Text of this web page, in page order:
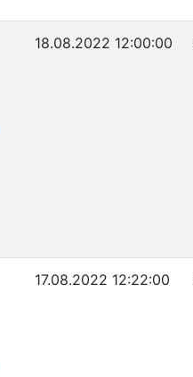
18.08.2022 12:00:00
17.08.2022 12:22:00